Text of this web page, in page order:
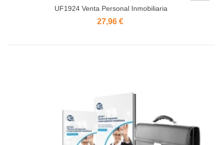
UF1924 Venta Personal Inmobiliaria
27,96 €